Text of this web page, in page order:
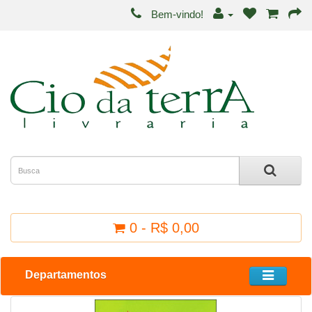
Bem-vindo!
0 - R$ 0,00
Departamentos